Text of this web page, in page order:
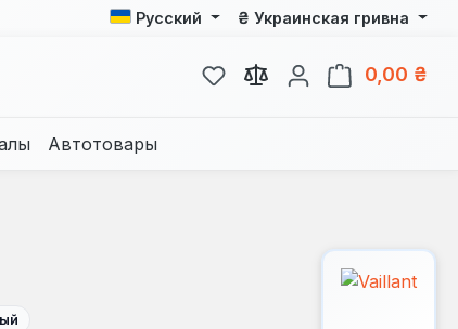
Русский ₴ Украинская гривна
У вас есть товары из
0,00 ₴
Автотовары